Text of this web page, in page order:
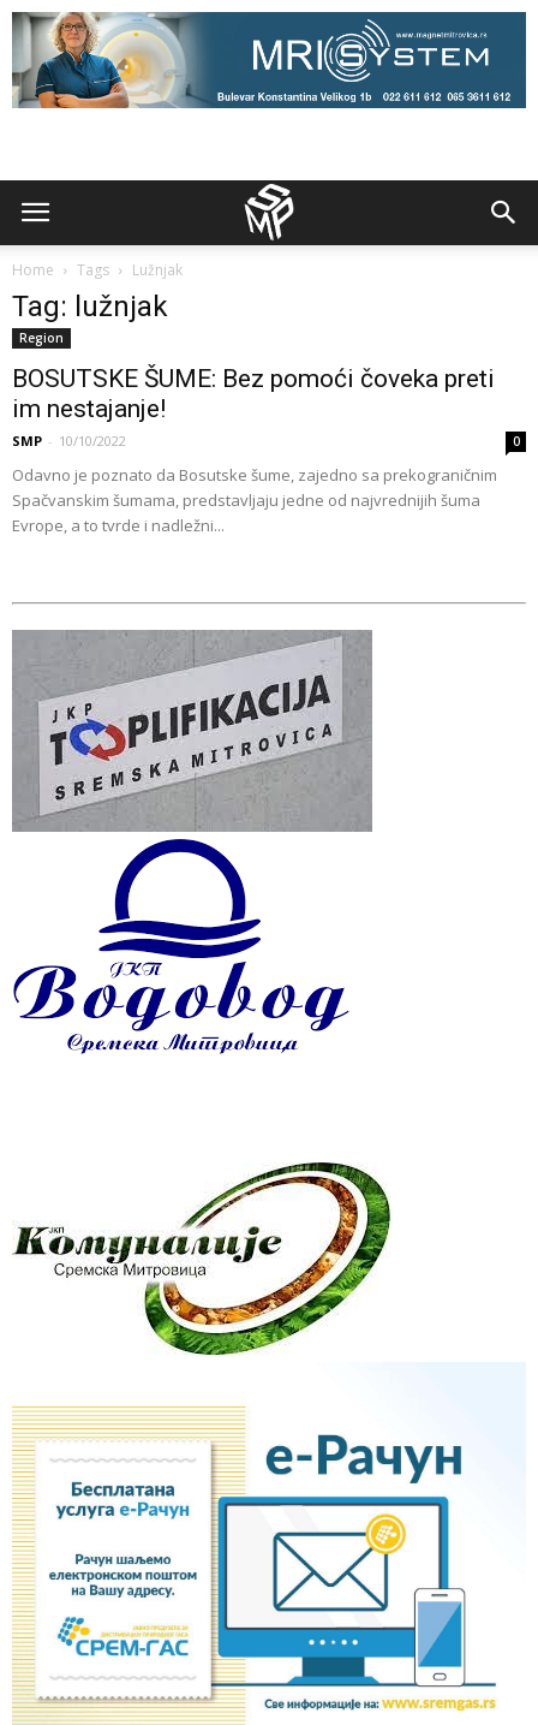
Home Tags Lužnjak
Tag: lužnjak
Region
BOSUTSKE ŠUME: Bez pomoći čoveka preti
im nestajanje!
SMP - 10/10/2022 0
Odavno je poznato da Bosutske šume, zajedno sa prekograničnim
Spačvanskim šumama, predstavljaju jedne od najvrednijih šuma
Evrope, a to tvrde i nadležni...